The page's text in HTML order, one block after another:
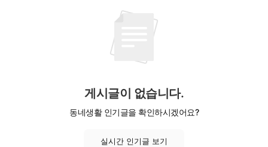
게시글이 없습니다.
동네생활 인기글을 확인하시겠어요?
실시간 인기글 보기